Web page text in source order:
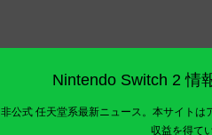
Nintendo Switch 2 情
非公式 任天堂系最新ニュース。本サイトは
収益を得て